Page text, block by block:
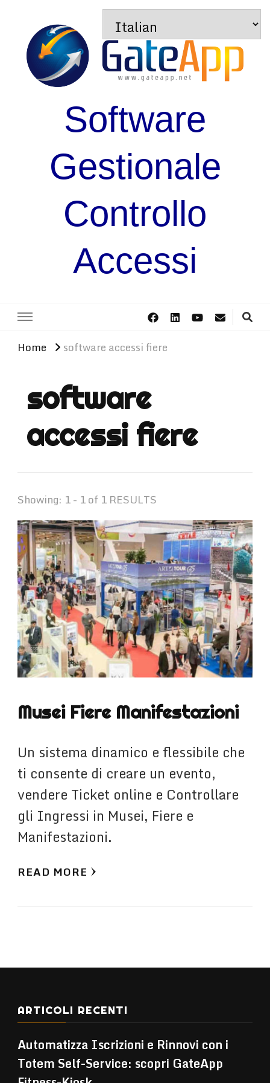
Software
Gestionale
Controllo
Accessi
Home software accessi fiere
software
accessi fiere
Showing: 1 - 1 of 1 RESULTS
Musei Fiere Manifestazioni
Un sistema dinamico e flessibile che
ti consente di creare un evento,
vendere Ticket online e Controllare
gli Ingressi in Musei, Fiere e
Manifestazioni.
READ MORE
ARTICOLI RECENTI
Automatizza Iscrizioni e Rinnovi con i
Totem Self-Service: scopri GateApp